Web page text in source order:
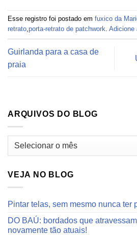
Esse registro foi postado em fuxico da
retrato,porta-retrato de patchwork. Adicione
Guirlanda para a casa de
praia
ARQUIVOS DO BLOG
Arquivos
VEJA NO BLOG
Pintar telas, sem mesmo nunca ter
DO BAÚ: bordados que
novamente tão atuais!